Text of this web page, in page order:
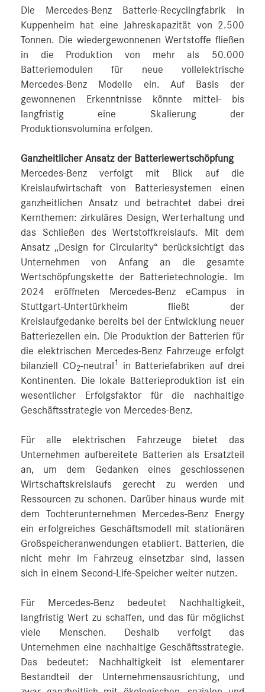
Die Mercedes-Benz Batterie-Recyclingfabrik in
Kuppenheim hat eine Jahreskapazität von 2.500
Tonnen. Die wiedergewonnenen Wertstoffe fließen
in die Produktion von mehr als 50.000
Batteriemodulen für neue vollelektrische
Mercedes-Benz Modelle ein. Auf Basis der
gewonnenen Erkenntnisse könnte mittel- bis
langfristig eine Skalierung der
Produktionsvolumina erfolgen.
Ganzheitlicher Ansatz der Batteriewertschöpfung
Mercedes-Benz verfolgt mit Blick auf die
Kreislaufwirtschaft von Batteriesystemen einen
ganzheitlichen Ansatz und betrachtet dabei drei
Kernthemen: zirkuläres Design, Werterhaltung und
das Schließen des Wertstoffkreislaufs. Mit dem
Ansatz „Design for Circularity“ berücksichtigt das
Unternehmen von Anfang an die gesamte
Wertschöpfungskette der Batterietechnologie. Im
2024 eröffneten Mercedes-Benz eCampus in
Stuttgart-Untertürkheim fließt der
Kreislaufgedanke bereits bei der Entwicklung neuer
Batteriezellen ein. Die Produktion der Batterien für
die elektrischen Mercedes-Benz Fahrzeuge erfolgt
bilanziell CO2-neutral 1
in Batteriefabriken auf drei
Kontinenten. Die lokale Batterieproduktion ist ein
wesentlicher Erfolgsfaktor für die nachhaltige
Geschäftsstrategie von Mercedes-Benz.
Für alle elektrischen Fahrzeuge bietet das
Unternehmen aufbereitete Batterien als Ersatzteil
an, um dem Gedanken eines geschlossenen
Wirtschaftskreislaufs gerecht zu werden und
Ressourcen zu schonen. Darüber hinaus wurde mit
dem Tochterunternehmen Mercedes-Benz Energy
ein erfolgreiches Geschäftsmodell mit stationären
Großspeicheranwendungen etabliert. Batterien, die
nicht mehr im Fahrzeug einsetzbar sind, lassen
sich in einem Second-Life-Speicher weiter nutzen.
Für Mercedes-Benz bedeutet Nachhaltigkeit,
langfristig Wert zu schaffen, und das für möglichst
viele Menschen. Deshalb verfolgt das
Unternehmen eine nachhaltige Geschäftsstrategie.
Das bedeutet: Nachhaltigkeit ist elementarer
Bestandteil der Unternehmensausrichtung, und